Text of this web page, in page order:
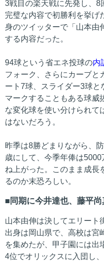
3戦目の楽天戦に先発し、8
完璧な内容で初勝利を挙げ
身のツイッターで「山本由
する内容だった。
94球という省エネ投球の内
フォーク、さらにカーブと
ート7球、スライダー3球
マークすることもある球威
な変化球を使い分けられて
はないだろう。
昨季は8勝どまりながら、
歳にして、今季年俸は
ね上がった。このまま成長
るのか末恐ろしい。
同期に今井達也、藤平
山本由伸は決してエリート
出身は岡山県で、高校は宮
を集めたが、甲子園には出
4位でオリックスに入団し